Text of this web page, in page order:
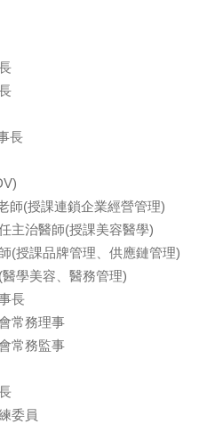
長
師(授課連鎖企業經營管理)
主治醫師(授課美容醫學)
(授課品牌管理、供應鏈管理)
學美容、醫務管理)
長
常務理事
常務監事
委員